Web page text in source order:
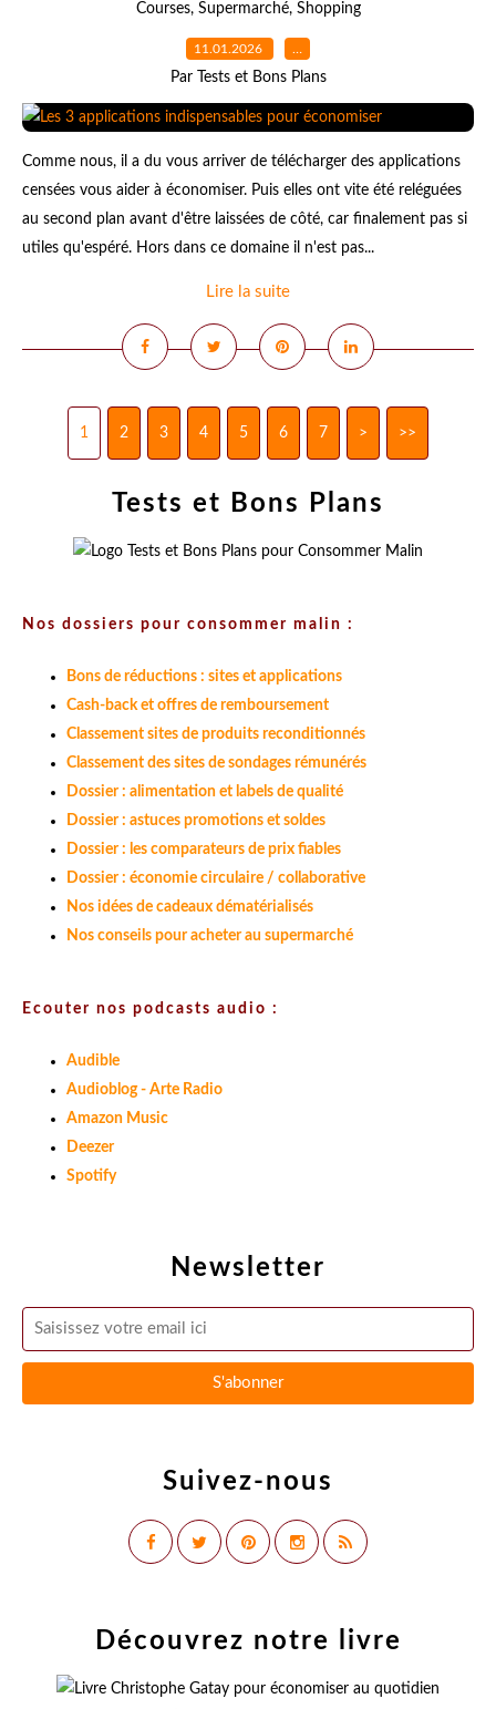
Courses, Supermarché, Shopping
11.01.2026 …
Par Tests et Bons Plans
Comme nous, il a du vous arriver de télécharger des applications
censées vous aider à économiser. Puis elles ont vite été reléguées
au second plan avant d'être laissées de côté, car finalement pas si
utiles qu'espéré. Hors dans ce domaine il n'est pas...
Lire la suite
1 2 3 4 5 6 7 > >>
Newsletter
Suivez-nous
Tests et Bons Plans
Nos dossiers pour consommer malin :
Bons de réductions : sites et applications
Cash-back et offres de remboursement
Classement sites de produits reconditionnés
Classement des sites de sondages rémunérés
Dossier : alimentation et labels de qualité
Dossier : astuces promotions et soldes
Dossier : les comparateurs de prix fiables
Dossier : économie circulaire / collaborative
Nos idées de cadeaux dématérialisés
Nos conseils pour acheter au supermarché
Ecouter nos podcasts audio :
Audible
Audioblog - Arte Radio
Amazon Music
Deezer
Spotify
Découvrez notre livre